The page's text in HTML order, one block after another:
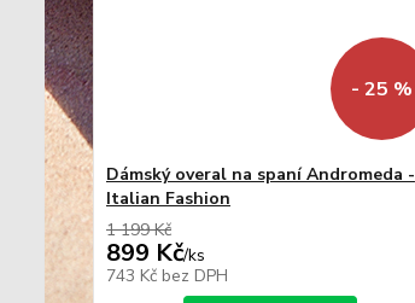
- 25 %
Dámský overal na spaní Andromeda -
Italian Fashion
1 199 Kč
899 Kč/ks
743 Kč bez DPH